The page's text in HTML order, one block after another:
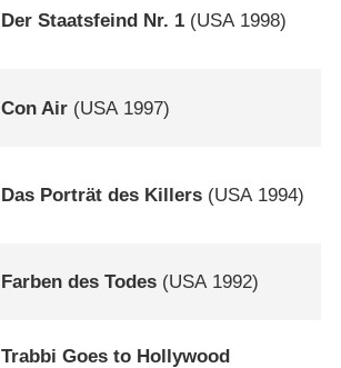
Der Staatsfeind Nr. 1 (USA1998)
Con Air (USA 1997)
Das Porträt des Killers (USA 1994)
Farben des Todes (USA1992)
Trabbi Goes to Hollywood